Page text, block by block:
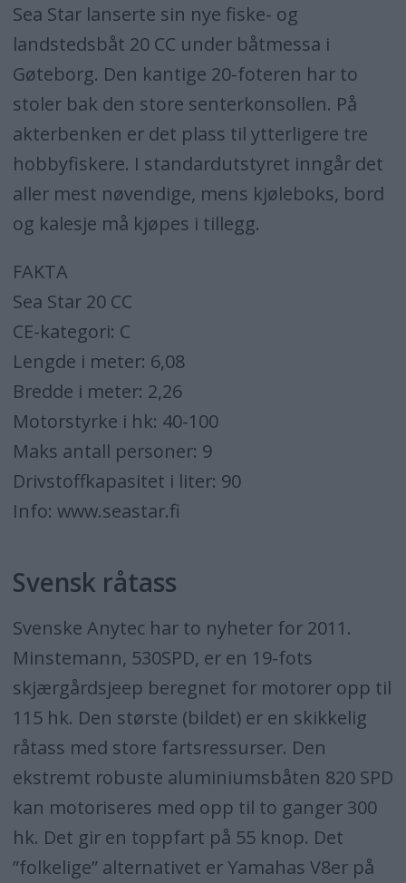
Sea Star lanserte sin nye fiske- og
landstedsbåt 20 CC under båtmessa i
Gøteborg. Den kantige 20-foteren har to
stoler bak den store senterkonsollen. På
akterbenken er det plass til ytterligere tre
hobbyfiskere. I standardutstyret inngår det
aller mest nøvendige, mens kjøleboks, bord
og kalesje må kjøpes i tillegg.
FAKTA
Sea Star 20 CC
CE-kategori: C
Lengde i meter: 6,08
Bredde i meter: 2,26
Motorstyrke i hk: 40-100
Maks antall personer: 9
Drivstoffkapasitet i liter: 90
Info: www.seastar.fi
Svensk råtass
Svenske Anytec har to nyheter for 2011.
Minstemann, 530SPD, er en 19-fots
skjærgårdsjeep beregnet for motorer opp til
115 hk. Den største (bildet) er en skikkelig
råtass med store fartsressurser. Den
ekstremt robuste aluminiumsbåten 820 SPD
kan motoriseres med opp til to ganger 300
hk. Det gir en toppfart på 55 knop. Det
”folkelige” alternativet er Yamahas V8er på